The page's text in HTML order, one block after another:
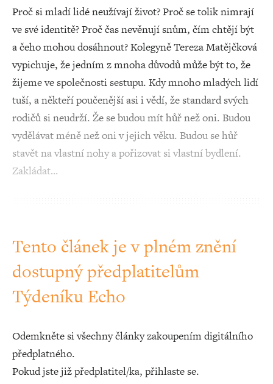
Proč si mladí lidé neužívají život? Proč se tolik nimrají
ve své identitě? Proč čas nevěnují snům, čím chtějí být
a čeho mohou dosáhnout? Kolegyně Tereza Matějčková
vypichuje, že jedním z mnoha důvodů může být to, že
žijeme ve společnosti sestupu. Kdy mnoho mladých lidí
tuší, a někteří poučenější asi i vědí, že standard svých
rodičů si neudrží. Že se budou mít hůř než oni. Budou
vydělávat méně než oni v jejich věku. Budou se hůř
stavět na vlastní nohy a pořizovat si vlastní bydlení.
Zakládat…
Tento článek je v plném znění
dostupný předplatitelům
Týdeníku Echo
Odemkněte si všechny články zakoupením digitálního
předplatného.
Pokud jste již předplatitel/ka, přihlaste se.